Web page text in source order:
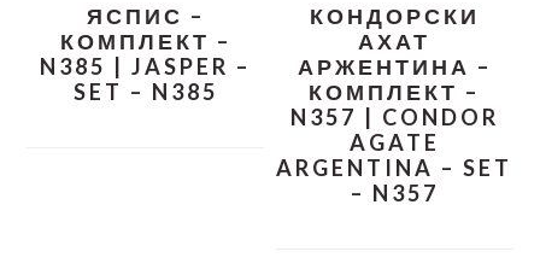
ЯСПИС –
КОМПЛЕКТ –
N385 | JASPER –
SET – N385
КОНДОРСКИ
АХАТ
АРЖЕНТИНА –
КОМПЛЕКТ –
N357 | CONDOR
AGATE
ARGENTINA – SET
– N357